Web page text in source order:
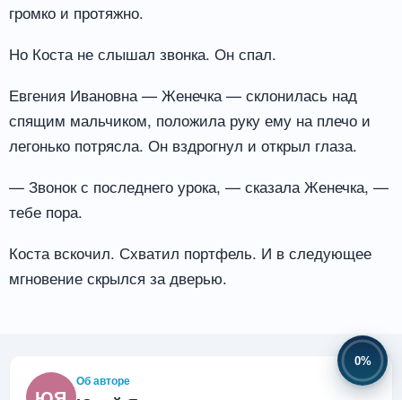
громко и протяжно.
Но Коста не слышал звонка. Он спал.
Евгения Ивановна — Женечка — склонилась над
спящим мальчиком, положила руку ему на плечо и
легонько потрясла. Он вздрогнул и открыл глаза.
— Звонок с последнего урока, — сказала Женечка, —
тебе пора.
Коста вскочил. Схватил портфель. И в следующее
мгновение скрылся за дверью.
Об авторе
0%